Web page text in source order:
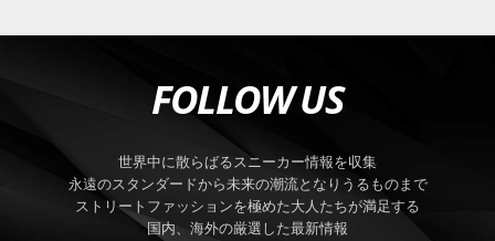
FOLLOW US
世界中に散らばるスニーカー情報を収集
永遠のスタンダードから未来の潮流となりうるものまで
ストリートファッションを極めた大人たちが満足する
国内、海外の厳選した最新情報